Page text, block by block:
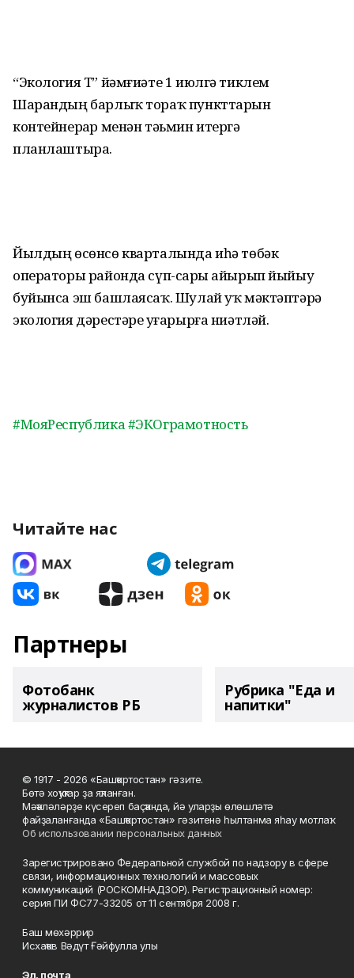
“Экология Т” йәмғиәте 1 июлгә тиклем
Шарандың барлыҡ тораҡ пункттарын
контейнерҙар менән тәьмин итергә
планлаштыра.
Йылдың өсөнсө кварталында иһә төбәк
операторы районда сүп-сарҙы айырып йыйыу
буйынса эш башлаясаҡ. Шулай уҡ мәктәптәрҙә
экология дәрестәре уҙғарырға ниәтләй.
#МояРеспублика#ЭКОграмотность
Читайте нас
Партнеры
Фотобанк
журналистов РБ
Рубрика "Еда и
напитки"
© 1917 - 2026 «Башҡортостан» гәзите.
Бөтә хоҡуҡтар ҙа яҡланған.
Мәҡәләләрҙе күсереп баҫҡанда, йә уларҙы өлөшләтә
файҙаланғанда «Башҡортостан» гәзитенә һылтанма яһау мотлаҡ.
Об использовании персональных данных
Зарегистрировано Федеральной службой по надзору в сфере
связи, информационных технологий и массовых
коммуникаций (РОСКОМНАДЗОР). Регистрационный номер:
серия ПИ ФС77-33205 от 11 сентября 2008 г.
Баш мөхәррир
Исхаҡов Вәдүт Ғәйфулла улы
Эл. почта